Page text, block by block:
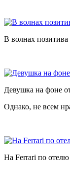
В волнах позитива
Девушка на фоне
Однако, не всем
На Ferrari по отелю